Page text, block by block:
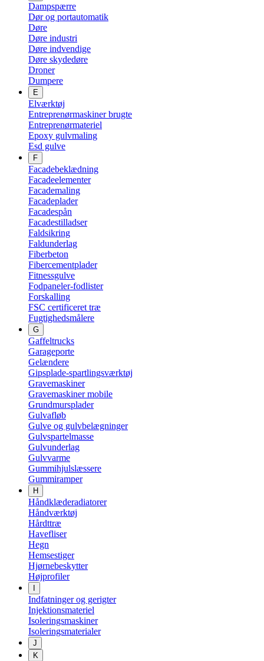
Dampspærre
Dør og portautomatik
Døre
Døre industri
Døre indvendige
Døre skydedøre
Droner
Dumpere
E
Elværktøj
Entreprenørmaskiner brugte
Entreprenørmateriel
Epoxy gulvmaling
Esd gulve
F
Facadebeklædning
Facadeelementer
Facademaling
Facadeplader
Facadespån
Facadestilladser
Faldsikring
Faldunderlag
Fiberbeton
Fibercementplader
Fitnessgulve
Fodpaneler-fodlister
Forskalling
FSC certificeret træ
Fugtighedsmålere
G
Gaffeltrucks
Garageporte
Gelændere
Gipsplade-spartlingsværktøj
Gravemaskiner
Gravemaskiner mobile
Grundmursplader
Gulvafløb
Gulve og gulvbelægninger
Gulvspartelmasse
Gulvunderlag
Gulvvarme
Gummihjulslæssere
Gummiramper
H
Håndklæderadiatorer
Håndværktøj
Hårdttræ
Havefliser
Hegn
Hemsestiger
Hjørnebeskytter
Højprofiler
Indfatninger og gerigter
Injektionsmateriel
Isoleringsmaskiner
Isoleringsmaterialer
J
K